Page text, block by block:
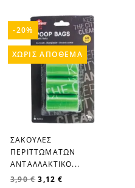
favorite_border
ΣΑΚΟΥΛΕΣ
ΠΕΡΙΤΤΩΜΑΤΩΝ
ΑΝΤΑΛΛΑΚΤΙΚΟ...
3,90 € 3,12 €
-20%
ΧΩΡΊΣ ΑΠΌΘΕΜΑ